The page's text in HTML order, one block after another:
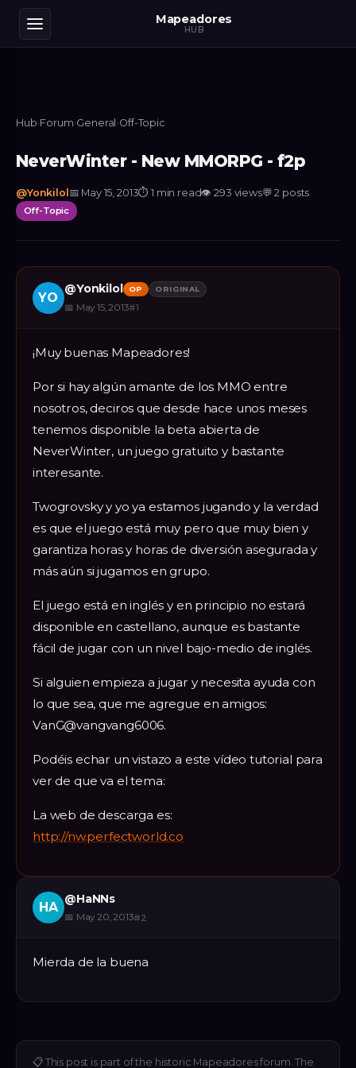
Mapeadores
HUB
Hub›Forum›General ›Off-Topic
NeverWinter - New MMORPG - f2p
@Yonkilol 📅 May 15, 2013⏱1 min read👁293 views💬2 posts
Off-Topic
YO
@Yonkilol OP ORIGINAL
📅 May 15, 2013#1
¡Muy buenas Mapeadores!
Por si hay algún amante de los MMO entre
nosotros, deciros que desde hace unos meses
tenemos disponible la beta abierta de
NeverWinter, un juego gratuito y bastante
interesante.
Twogrovsky y yo ya estamos jugando y la verdad
es que el juego está muy pero que muy bien y
garantiza horas y horas de diversión asegurada y
más aún si jugamos en grupo.
El juego está en inglés y en principio no estará
disponible en castellano, aunque es bastante
fácil de jugar con un nivel bajo-medio de inglés.
Si alguien empieza a jugar y necesita ayuda con
lo que sea, que me agregue en amigos:
VanG@vangvang6006.
Podéis echar un vistazo a este vídeo tutorial para
ver de que va el tema:
La web de descarga es:
http://nw.perfectworld.co
HA
@HaNNs
📅 May 20, 2013#2
Mierda de la buena
📋 This post is part of the historic Mapeadores forum. The